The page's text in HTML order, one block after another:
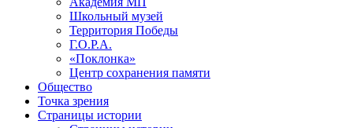
Школьный музей
Территория Победы
Г.О.Р.А.
«Поклонка»
Центр сохранения памяти
Общество
Точка зрения
Страницы истории